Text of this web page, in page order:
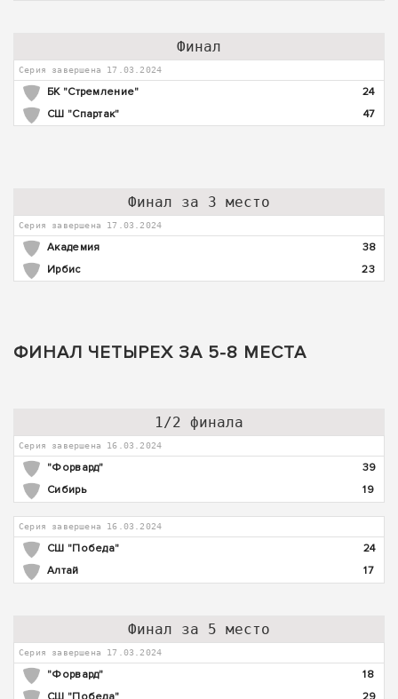
Финал
Серия завершена 17.03.2024
БК "Стремление"
24
СШ "Спартак"
47
Финал за 3 место
Серия завершена 17.03.2024
Академия
38
Ирбис
23
ФИНАЛ ЧЕТЫРЕХ ЗА 5-8 МЕСТА
1/2 финала
Серия завершена 16.03.2024
"Форвард"
39
Сибирь
19
Серия завершена 16.03.2024
СШ "Победа"
24
Алтай
17
Финал за 5 место
Серия завершена 17.03.2024
"Форвард"
18